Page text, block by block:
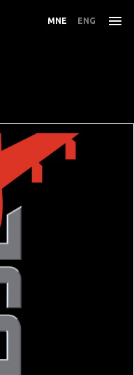
MNE ENG